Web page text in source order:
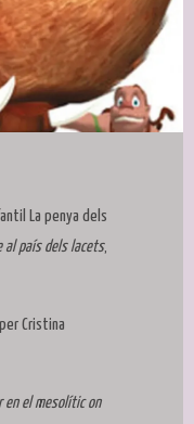
La penya dels
al país dels lacets,
Cristina
en el mesolític on